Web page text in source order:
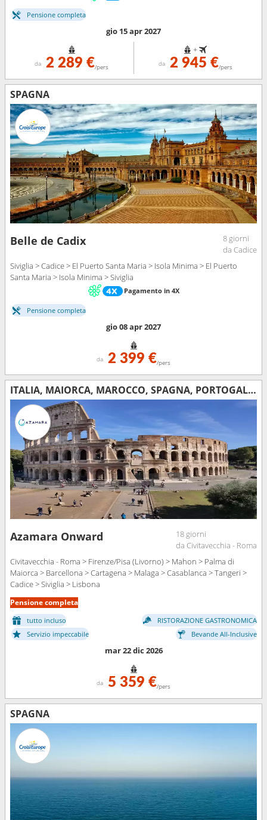
Pensione completa
gio 15 apr 2027
da 2 289 €/pers
+
da 2 945 €/pers
SPAGNA
Belle de Cadix
8 giorni
da Cadice
Siviglia > Cadice > El Puerto Santa Maria > Isola Minima > El Puerto
Santa Maria > Isola Minima > Siviglia
Pagamento in 4X
Pensione completa
gio 08 apr 2027
da 2 399 €/pers
ITALIA, MAIORCA, MAROCCO, SPAGNA, PORTOGALLO
Azamara Onward
18 giorni
da Civitavecchia - Roma
Civitavecchia - Roma > Firenze/Pisa (Livorno) > Mahon > Palma di
Maiorca > Barcellona > Cartagena > Malaga > Casablanca > Tangeri >
Cadice > Siviglia > Lisbona
Pensione completa
tutto incluso
RISTORAZIONE GASTRONOMICA
Servizio impeccabile
Bevande All-Inclusive
mar 22 dic 2026
da 5 359 €/pers
SPAGNA